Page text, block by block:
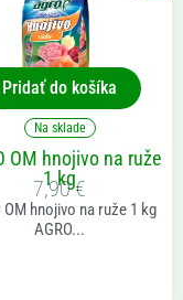
Pridať do košíka
Na sklade
OM hnojivo na ruže
1 kg
7,90€
OM hnojivo na ruže 1 kg
AGRO...